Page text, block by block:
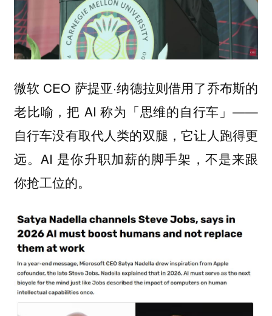
微软 CEO 萨提亚·纳德拉则借用了乔布斯的
老比喻，把 AI 称为「思维的自行车」——
自行车没有取代人类的双腿，它让人跑得更
远。AI 是你升职加薪的脚手架，不是来跟
你抢工位的。